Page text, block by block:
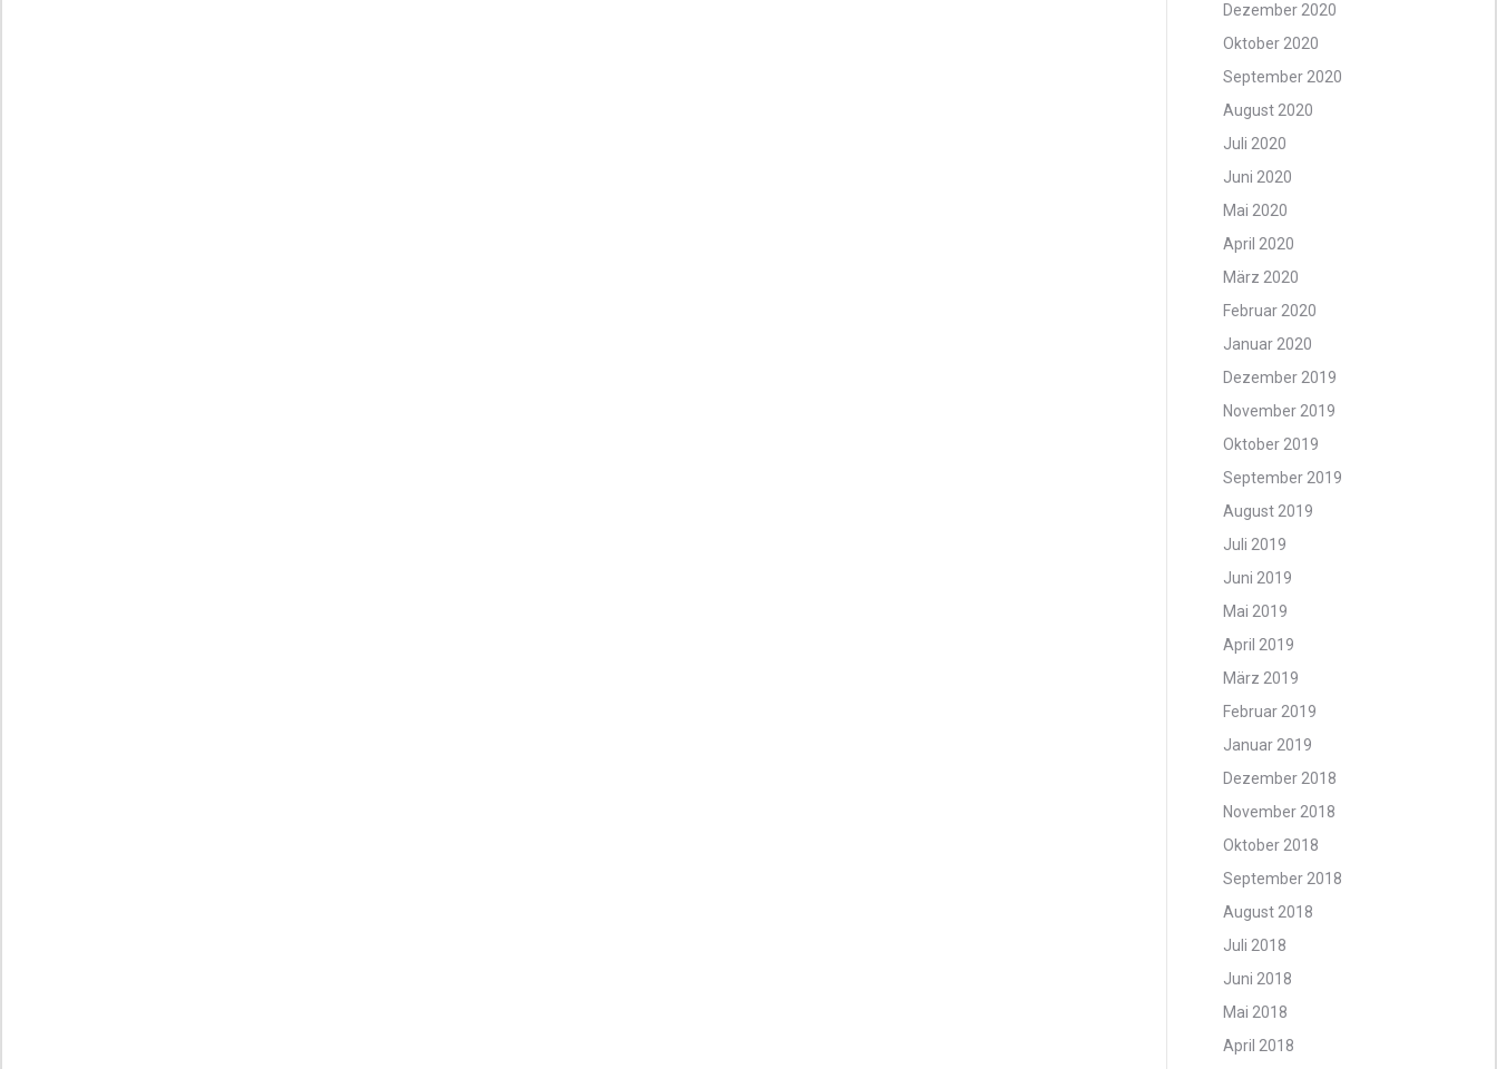
Dezember 2020
Oktober 2020
September 2020
August 2020
Juli 2020
Juni 2020
Mai 2020
April 2020
März 2020
Februar 2020
Januar 2020
Dezember 2019
November 2019
Oktober 2019
September 2019
August 2019
Juli 2019
Juni 2019
Mai 2019
April 2019
März 2019
Februar 2019
Januar 2019
Dezember 2018
November 2018
Oktober 2018
September 2018
August 2018
Juli 2018
Juni 2018
Mai 2018
April 2018